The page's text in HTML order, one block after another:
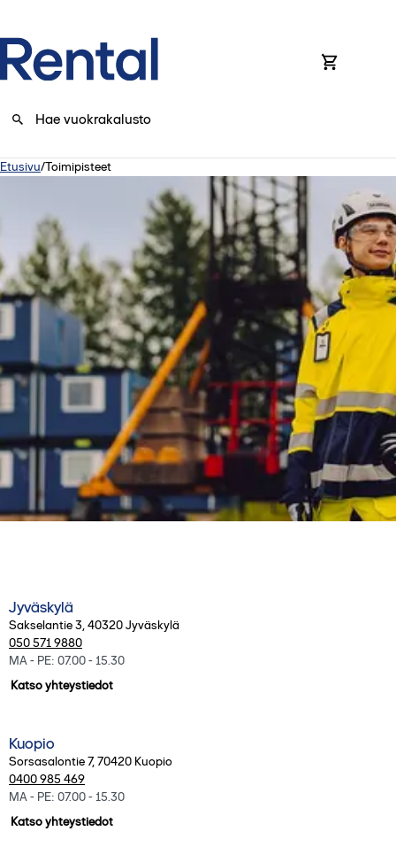
Etusivu/Toimipisteet
Jyväskylä
Sakselantie 3,40320Jyväskylä
050 571 9880
MA - PE: 07.00 - 15.30
Katso yhteystiedot
Kuopio
Sorsasalontie 7,70420 Kuopio
0400 985 469
MA - PE: 07.00 - 15.30
Katso yhteystiedot